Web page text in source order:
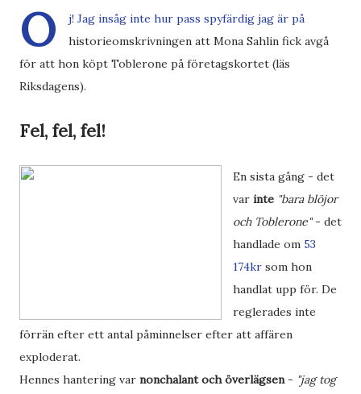
O
j! Jag insåg inte hur pass spyfärdig jag är på
historieomskrivningen att Mona Sahlin fick avgå
för att hon köpt Toblerone på företagskortet (läs
Riksdagens).
Fel, fel, fel!
En sista gång - det
var inte "bara blöjor
och Toblerone"- det
handlade om 53
174kr som hon
handlat upp för. De
reglerades inte
förrän efter ett antal påminnelser efter att affären
exploderat.
Hennes hantering var nonchalant och överlägsen- "jag tog